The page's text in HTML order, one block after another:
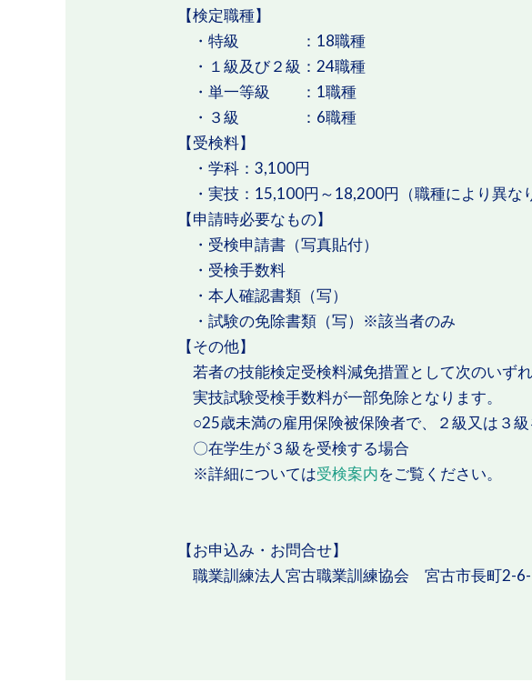
【検定職種】
・特級 ：18職種
・１級及び２級：24職種
・単一等級 ：1職種
・３級 ：6職種
【受検料】
・学科：3,100円
・実技：15,100円～18,200円（職種により異な
【申請時必要なもの】
・受検申請書（写真貼付）
・受検手数料
・本人確認書類（写）
・試験の免除書類（写）※該当者のみ
【その他】
若者の技能検定受検料減免措置として次のいずれ
実技試験受検手数料が一部免除となります。
○25歳未満の雇用保険被保険者で、２級又は３
〇在学生が３級を受検する場合
※詳細については受検案内をご覧ください。
【お申込み・お問合せ】
職業訓練法人宮古職業訓練協会 宮古市長町2-